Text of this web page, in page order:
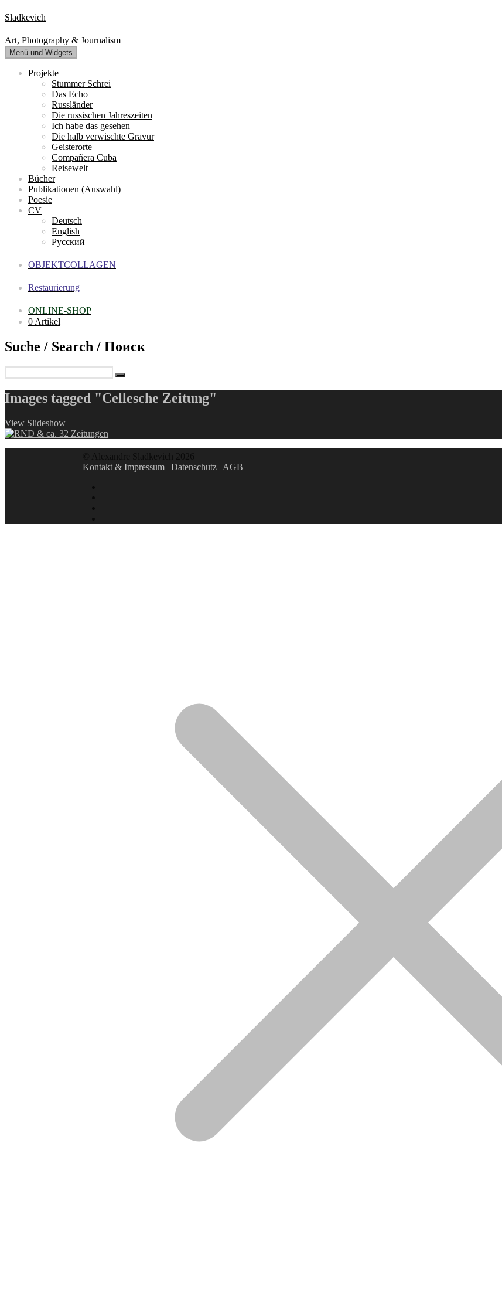
Zum
Inhalt
springen
Sladkevich
Art, Photography & Journalism
Menü und Widgets
Projekte
Stummer Schrei
Das Echo
Russländer
Die russischen Jahreszeiten
Ich habe das gesehen
Die halb verwischte Gravur
Geisterorte
Compañera Cuba
Reisewelt
Bücher
Publikationen (Auswahl)
Poesie
CV
Deutsch
English
Русский
OBJEKTCOLLAGEN
Restaurierung
ONLINE-SHOP
0 Artikel
Suche / Search / Поиск
Images tagged "Cellesche Zeitung"
View Slideshow
Kontakt & Impressum
Datenschutz| AGB